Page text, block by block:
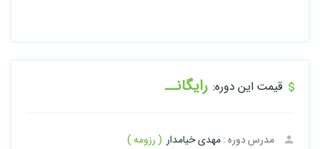
قیمت این دوره: رایگانــ
مدرس دوره :مهدی خیامدار ( رزومه )